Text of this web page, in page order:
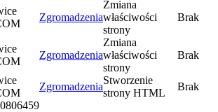
Zgromadzenia
Zmiana
właściwości
strony
Brak
Zgromadzenia
Zmiana
właściwości
strony
Brak
Zgromadzenia
Stworzenie
strony HTML
Brak